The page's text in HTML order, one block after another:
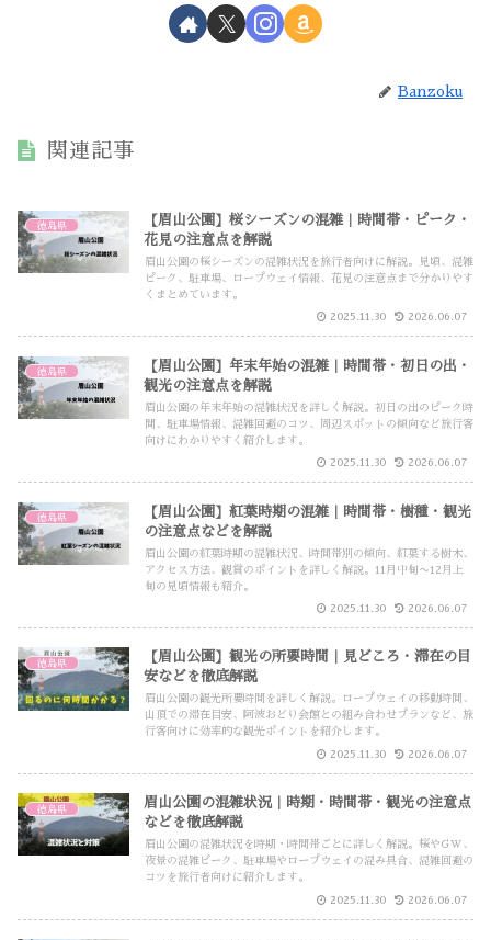
Banzoku
関連記事
徳島県
【眉山公園】桜シーズンの混雑｜時間帯・ピーク・
花見の注意点を解説
眉山公園の桜シーズンの混雑状況を旅行者向けに解説。見頃、混雑
ピーク、駐車場、ロープウェイ情報、花見の注意点まで分かりやす
くまとめています。
2025.11.30 2026.06.07
徳島県
【眉山公園】年末年始の混雑｜時間帯・初日の出・
観光の注意点を解説
眉山公園の年末年始の混雑状況を詳しく解説。初日の出のピーク時
間、駐車場情報、混雑回避のコツ、周辺スポットの傾向など旅行客
向けにわかりやすく紹介します。
2025.11.30 2026.06.07
徳島県
【眉山公園】紅葉時期の混雑｜時間帯・樹種・観光
の注意点などを解説
眉山公園の紅葉時期の混雑状況、時間帯別の傾向、紅葉する樹木、
アクセス方法、観賞のポイントを詳しく解説。11月中旬〜12月上
旬の見頃情報も紹介。
2025.11.30 2026.06.07
徳島県
【眉山公園】観光の所要時間｜見どころ・滞在の目
安などを徹底解説
眉山公園の観光所要時間を詳しく解説。ロープウェイの移動時間、
山頂での滞在目安、阿波おどり会館との組み合わせプランなど、旅
行客向けに効率的な観光ポイントを紹介します。
2025.11.30 2026.06.07
徳島県
眉山公園の混雑状況｜時期・時間帯・観光の注意点
などを徹底解説
眉山公園の混雑状況を時期・時間帯ごとに詳しく解説。桜やGW、
夜景の混雑ピーク、駐車場やロープウェイの混み具合、混雑回避の
コツを旅行者向けに紹介します。
2025.11.30 2026.06.07